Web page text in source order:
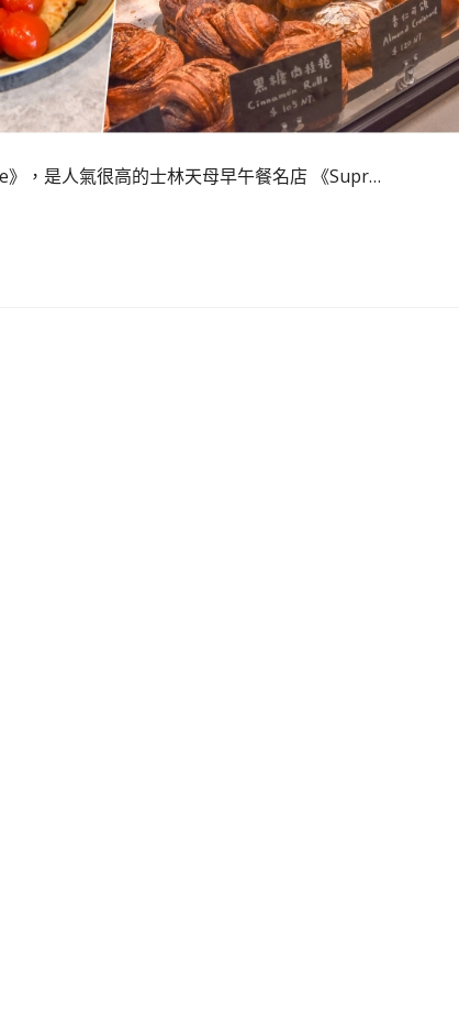
，是人氣很高的士林天母早午餐名店 《Supr…